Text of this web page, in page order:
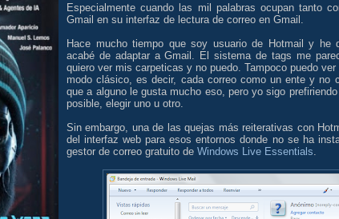
Especialmente cuando las mil palabras ocupan tanto
Gmail en su interfaz de lectura de correo en Gmail.
Hace mucho tiempo que soy usuario de Hotmail y he
acabé de adaptar a Gmail. El sistema de tags me
quiero ver mis carpeticas y no puedo. Tampoco puedo
modo clásico, es decir, cada correo como un ente y no
que a alguno le gusta mucho eso, pero yo sigo
posible, elegir uno u otro.
Sin embargo, una de las quejas más reiterativas con
del interfaz web para esos entornos donde no se ha
gestor de correo gratuito de Windows Live Essentials